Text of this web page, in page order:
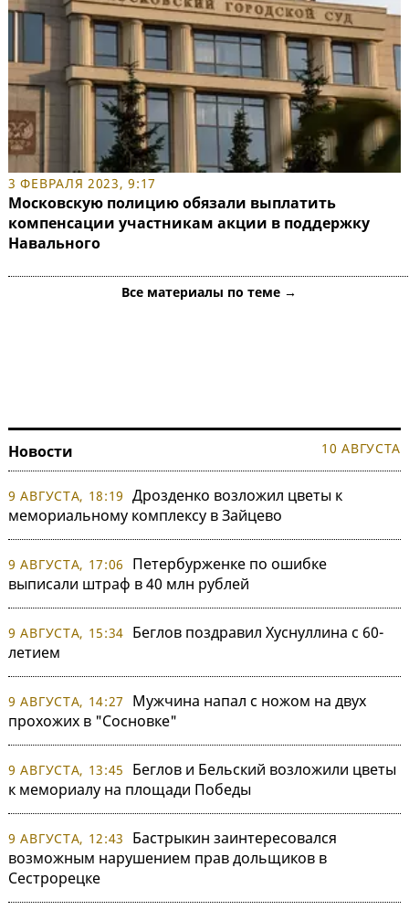
3 ФЕВРАЛЯ 2023, 9:17
Московскую полицию обязали выплатить
компенсации участникам акции в поддержку
Навального
Все материалы по теме →
Новости 10 АВГУСТА
9 АВГУСТА, 18:19 Дрозденко возложил цветы к
мемориальному комплексу в Зайцево
9 АВГУСТА, 17:06
Петербурженке по ошибке
выписали штраф в 40 млн рублей
9 АВГУСТА, 15:34 Беглов поздравил Хуснуллина с 60-
летием
9 АВГУСТА, 14:27
Мужчина напал с ножом на двух
прохожих в "Сосновке"
9 АВГУСТА, 13:45
Беглов и Бельский возложили цветы
к мемориалу на площади Победы
9 АВГУСТА, 12:43
Бастрыкин заинтересовался
возможным нарушением прав дольщиков в
Сестрорецке